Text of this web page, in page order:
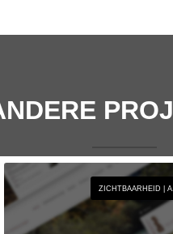
ZICHTBAARHEID |